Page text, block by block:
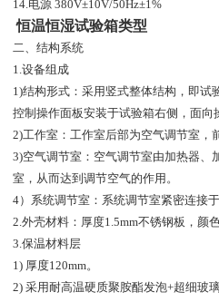
14.电源 380V±10V/50Hz±1%
恒温恒湿试验箱类型
二、结构系统
1.设备组成
1)结构形式：采用竖式整体结构，即
控制操作面板安装于试验箱右侧，面向
2)工作室：工作室后部为空气调节室，
3)空气调节室：空气调节室由加热器、
室，从而达到调节空气的作用。
4）系统调节室：系统调节室紧密连接
2.外壳材料：厚度1.5mm不锈钢板，颜
3.保温材料层
1) 厚度120mm。
2) 采用耐高温硬质聚胺酯发泡+超细玻